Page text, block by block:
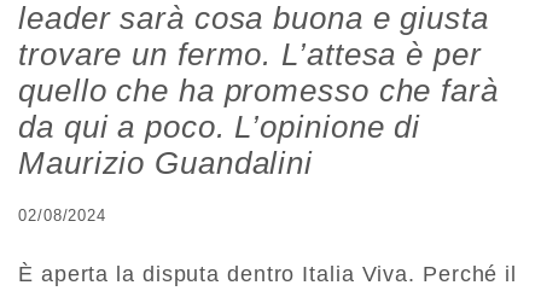
leader sarà cosa buona e giusta
trovare un fermo. L’attesa è per
quello che ha promesso che farà
da qui a poco. L’opinione di
Maurizio Guandalini
02/08/2024
È aperta la disputa dentro Italia Viva. Perché il